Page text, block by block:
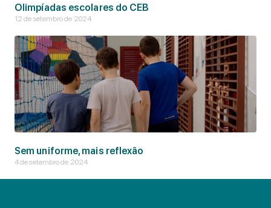
Olimpíadas escolares do CEB
12 de setembro de 2024
Sem uniforme, mais reflexão
4 de setembro de 2024